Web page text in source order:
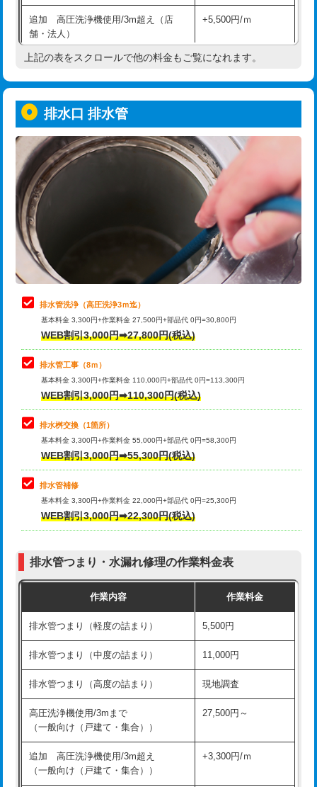
給水管工事※（土の掘削・埋め戻し作
業)
11,000円
給水管工事※（塩ビ管（VP・HI）使
用/3ｍまで)
用（追加）/3ｍ超え)
給水管工事※（ライニング鋼管・銅
管・ポリ管・HT管使用/3ｍまで)
44,000円
給水管工事※（ライニング鋼管・銅
管・ポリ管・HT管使用/3ｍ超え)
+8,800円
排水管工事（土の掘削・埋め戻し作
業）
11,000円~
排水管工事（排水管工事/3ｍまで） 55,000円
排水管工事（追加 排水管工事/3ｍ超
え）
マス交換（土の掘削・埋め戻し作業）
マス交換（深さ50㎝未満）
マス交換（深さ50㎝以上）
コンクリート斫り（厚さ10㎝まで）
コンクリート斫り（厚さ10㎝超え）
モルタル補修（厚さ10㎝まで）
モルタル補修（厚さ10㎝超え）
追加人工 16,500円
現場見積
※給水管工事は20mmまでの価格です。
追加 高圧洗浄機使用/3m超え（店
舗・法人）
+5,500円/ｍ
高度高圧洗浄換 現地調査
トーラー機使用/3mまで
追加トーラー機使用/3m超え +3,300円
カメラ調査 33,000円
桝清掃 8,800円
止水・漏水調査・防水処理・清掃・修
理・調整・分解・加工など（軽作業）
11,000円
止水・漏水調査・防水処理・清掃・修
理・調整・分解・加工など（中作業）
22,000円
止水・漏水調査・防水処理・清掃・修
理・調整・分解・加工など（重作業）
33,000円
その他部品の脱着
交換・取付（タンク）
交換・取付(単水栓（壁付・デッキ
式）)
交換・取付(混合水栓（壁付・デッキ
式・ワンホール）)
16,500円+材料費
交換・取付(排水栓・排水トラップ
交換・取付（その他部品） 11,000円+材料費
持込商品取付（単水栓） 13,200円
持込商品取付（混合水栓） 16,500円
持込商品取付（浄水器・分岐水栓） 16,500円
給水管工事※（ホール加工) 16,500円
給水管工事※（バンド止め) 3,300円
給水管工事※（支持金具設置)
給水管工事※（保温材使用（バンド止
め込み）)
5,500円
上記の表をスクロールで他の料金もご覧になれます。
排水口 排水管
排水管洗浄（高圧洗浄3ｍ迄）
基本料金 3,300円+作業料金 27,500円+部品代 0円=30,800円
WEB割引3,000円➡27,800円(税込)
排水管工事（8ｍ）
基本料金 3,300円+作業料金 110,000円+部品代 0円=113,300円
WEB割引3,000円➡110,300円(税込)
排水桝交換（1箇所）
基本料金 3,300円+作業料金 55,000円+部品代 0円=58,300円
WEB割引3,000円➡55,300円(税込)
排水管補修
基本料金 3,300円+作業料金 22,000円+部品代 0円=25,300円
WEB割引3,000円➡22,300円(税込)
排水管つまり・水漏れ修理の作業料金表
作業内容 作業料金
排水管つまり（軽度の詰まり） 5,500円
排水管つまり（中度の詰まり） 11,000円
排水管つまり（高度の詰まり） 現地調査
高圧洗浄機使用/3mまで
（一般向け（戸建て・集合））
27,500円～
追加 高圧洗浄機使用/3m超え
（一般向け（戸建て・集合））
+3,300円/ｍ